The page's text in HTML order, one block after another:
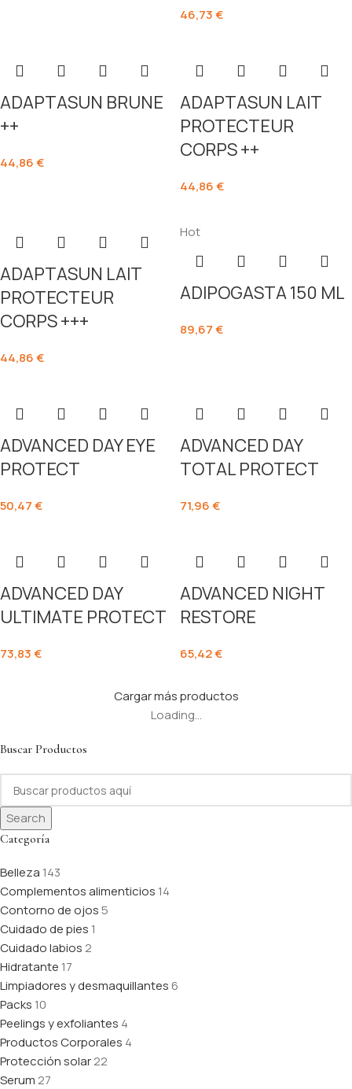
Buscar Productos
Search
Categoría
Belleza 143
Complementos alimenticios 14
Contorno de ojos5
Cuidado de pies 1
Cuidado labios 2
Hidratante 17
Limpiadores y desmaquillantes6
Packs 10
Peelings y exfoliantes 4
Productos Corporales 4
Protección solar22
Serum 27
46,73€
ADAPTASUN BRUNE
++
44,86€
ADAPTASUN LAIT
PROTECTEUR
CORPS ++
44,86€
ADAPTASUN LAIT
PROTECTEUR
CORPS +++
44,86€
Hot
ADIPOGASTA 150 ML
89,67€
ADVANCED DAY EYE
PROTECT
50,47€
ADVANCED DAY
TOTAL PROTECT
71,96€
ADVANCED DAY
ULTIMATE PROTECT
73,83€
ADVANCED NIGHT
RESTORE
65,42€
Cargar más productos
Loading...